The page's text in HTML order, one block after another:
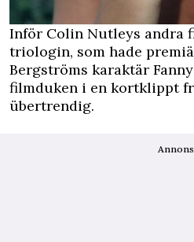
Inför Colin Nutleys andra
triologin, som hade
Bergströms karaktär
filmduken i en kortklippt
übertrendig.
Annons